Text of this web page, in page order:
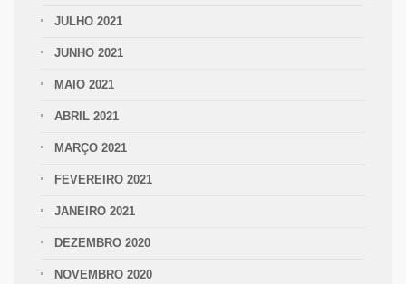
JULHO 2021
JUNHO 2021
MAIO 2021
ABRIL 2021
MARÇO 2021
FEVEREIRO 2021
JANEIRO 2021
DEZEMBRO 2020
NOVEMBRO 2020